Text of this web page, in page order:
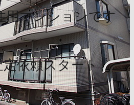
用マンションです
依頼スタート